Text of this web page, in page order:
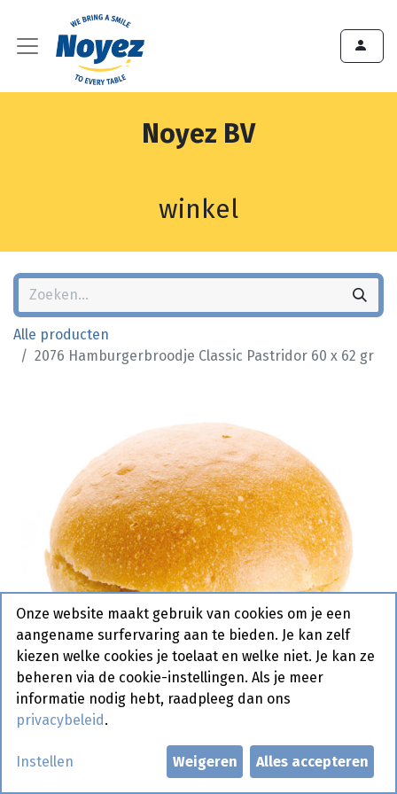
Noyez BV
winkel
Alle producten
2076 Hamburgerbroodje Classic Pastridor 60 x 62 gr
2076 Hamburgerbroodje Classic
Onze website maakt gebruik van cookies om je een
aangename surfervaring aan te bieden. Je kan zelf
kiezen welke cookies je toelaat en welke niet. Je kan ze
beheren via de cookie-instellingen. Als je meer
informatie nodig hebt, raadpleeg dan ons
privacybeleid .
Instellen Weigeren Alles accepteren